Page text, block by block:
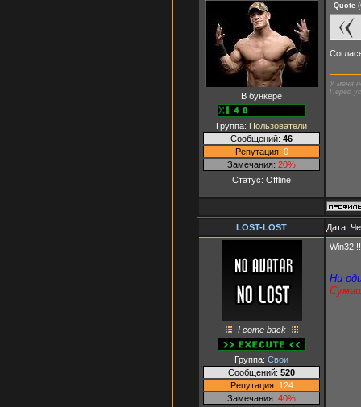
В бункере
Группа: Пользователи
Сообщений: 46
Репутация: 0
Замечания: 20%
Статус: Offline
Quote (
У меня
Перед
LOST-LOST Дата:
I come back
Группа: Свои
Сообщений: 520
Репутация: 124
Замечания: 40%
Ни